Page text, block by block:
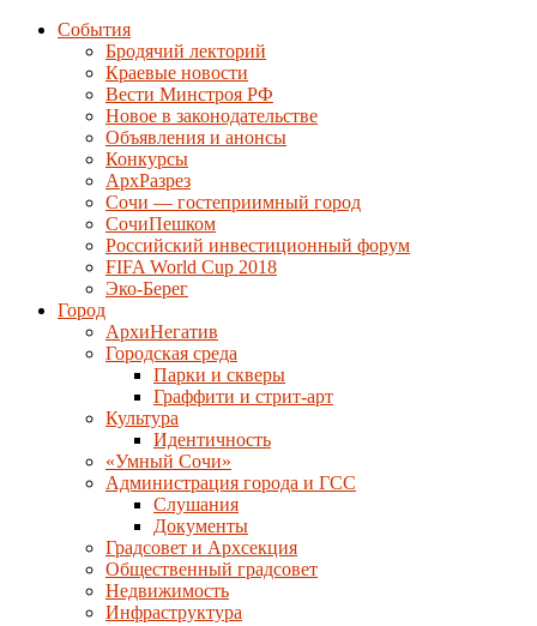
События
Бродячий лекторий
Краевые новости
Вести Минстроя РФ
Новое в законодательстве
Объявления и анонсы
Конкурсы
АрхРазрез
Сочи — гостеприимный город
СочиПешком
Российский инвестиционный форум
FIFA World Cup 2018
Эко-Берег
Город
АрхиНегатив
Городская среда
Парки и скверы
Граффити и стрит-арт
Культура
Идентичность
«Умный Сочи»
Администрация города и ГСС
Слушания
Документы
Градсовет и Архсекция
Общественный градсовет
Недвижимость
Инфраструктура